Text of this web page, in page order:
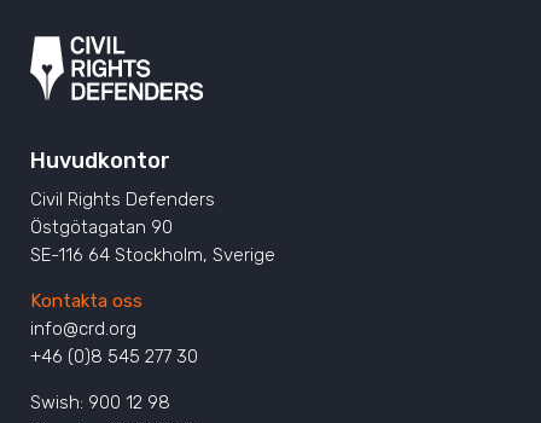
Huvudkontor
Civil Rights Defenders
Östgötagatan 90
SE-116 64 Stockholm, Sverige
Kontakta oss
info@crd.org
+46 (0)8 545 277 30
Swish: 900 12 98